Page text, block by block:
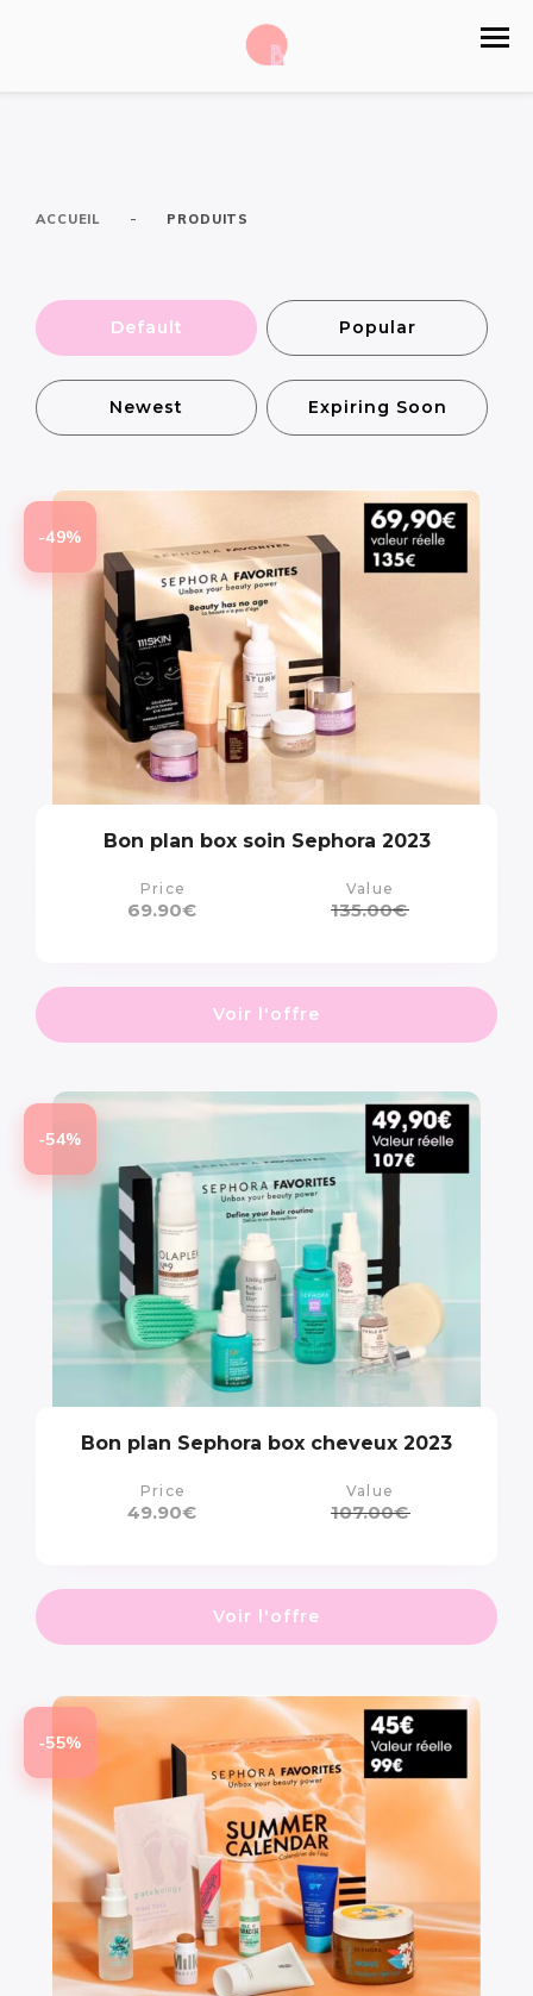
ACCUEIL - PRODUITS
Default Popular
Newest Expiring Soon
-49%
Bon plan box soin Sephora 2023
Price
69.90€
Value
135.00€
Voir l'offre
-54%
Bon plan Sephora box cheveux 2023
Price
49.90€
Value
107.00€
Voir l'offre
-55%